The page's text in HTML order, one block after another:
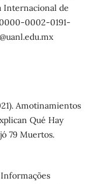
Internacional de
0002-0191-
Amotinamientos
Qué Hay
79 Muertos.